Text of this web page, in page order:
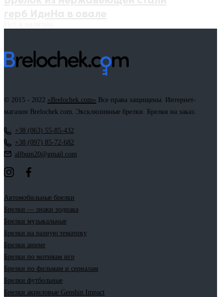
© 2015 - 2022 «Brelochek.com» Все права защищены. Интернет-
магазин Brelochek.com. Эксклюзивные брелки. Брелки на заказ.
+38 (063) 55-85-432
+38 (097) 85-72-682
allbum20@gmail.com
Автомобильные брелки
Брелки — знаки зодиака
Брелки музыкальные
Брелки на разную тематику
Брелки аниме
Брелки по мотивам игр
Брелки по фильмам и сериалам
Брелки футбольные
Брелки акриловые Genshin Impact